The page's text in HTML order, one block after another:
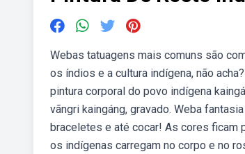
Webas tatuagens mais comuns são
os índios e a cultura indígena, não
pintura corporal do povo indígena
vãngri kaingáng, gravado. Weba
braceletes e até cocar! As cores ficam
os indígenas carregam no corpo e no